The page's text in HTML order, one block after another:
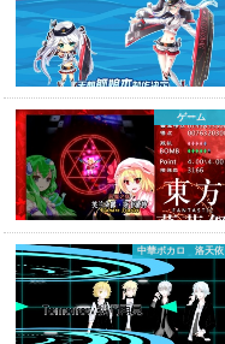
ゲーム
中華ボカロ 洛天依